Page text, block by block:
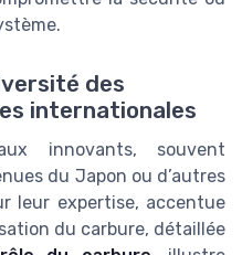
des
internationales
innovants, souvent
du Japon ou d’autres
leur expertise, accentue
du carbure, détaillée